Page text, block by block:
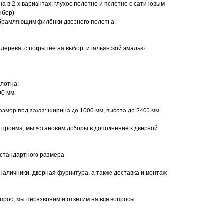
в 2-х вариантах: глухое полотно и полотно с сатиновым
филёнки дверного полотна.
с покрытие на выбор: итальянской эмалью
мм.
под заказ: ширина до 1000 мм, высота до 2400 мм
мы установим доборы в дополнение к дверной
размера
дверная фурнитура, а также доставка и монтаж
мы перезвоним и ответим на все вопросы